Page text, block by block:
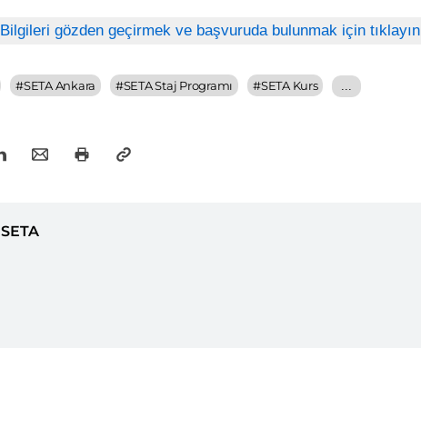
Bilgileri gözden geçirmek ve başvuruda bulunmak için tıklayın
#SETA Ankara #SETA Staj Programı #SETA Kurs
SETA